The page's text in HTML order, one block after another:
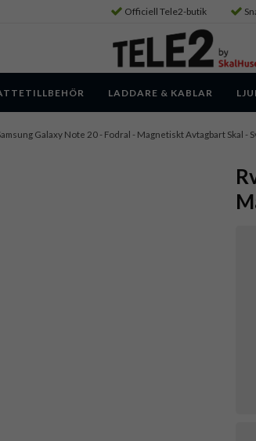
Officiell Tele2-butik
LADDARE & KABLAR
Galaxy Note 20 - Fodral - Magnetiskt Avtagbart Skal -